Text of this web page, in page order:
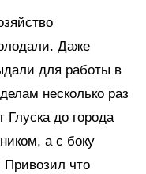
Даже
для работы в
несколько раз
до города
а с боку
Привозил что